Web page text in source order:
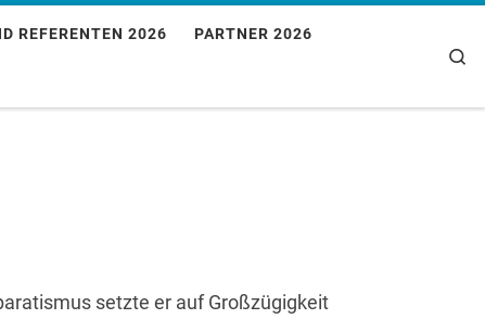
REFERENTEN 2026 PARTNER 2026
setzte er auf Großzügigkeit